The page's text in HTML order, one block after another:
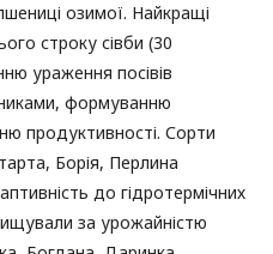
озимої. Найкращі
строку сівби (30
ураження посівів
формуванню
продуктивності. Сорти
Борія, Перлина
до гідротермічних
за урожайністю